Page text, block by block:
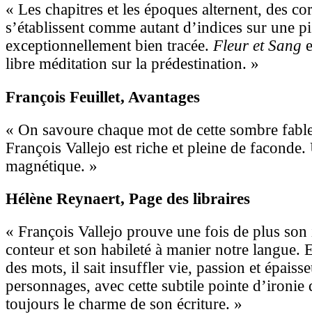
« Les chapitres et les époques alternent, des
s’établissent comme autant d’indices sur une
exceptionnellement bien tracée. Fleur et Sang
libre méditation sur la prédestination. »
François Feuillet, Avantages
« On savoure chaque mot de cette sombre
François Vallejo est riche et pleine de faconde.
magnétique. »
Hélène Reynaert, Page des libraires
« François Vallejo prouve une fois de plus son
conteur et son habileté à manier notre langue.
des mots, il sait insuffler vie, passion et
personnages, avec cette subtile pointe
toujours le charme de son écriture. »